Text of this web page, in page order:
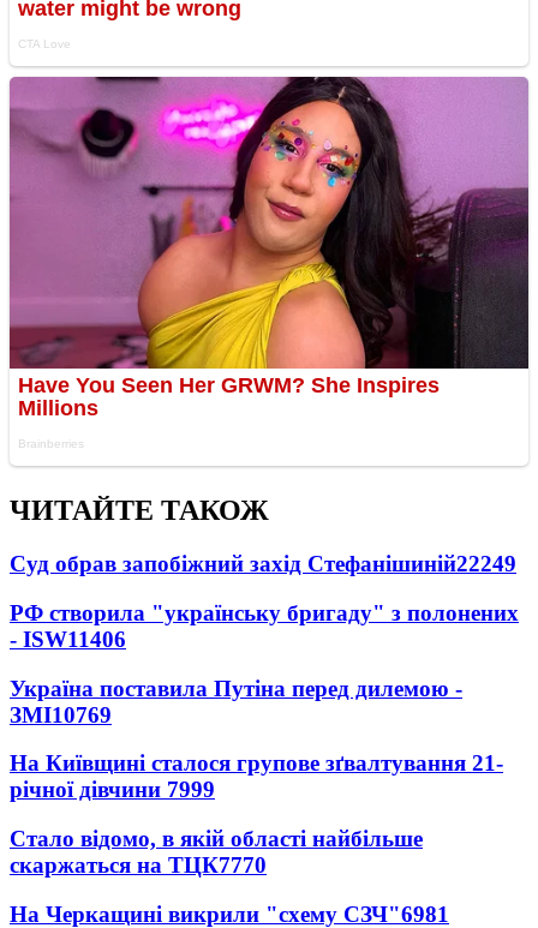
ЧИТАЙТЕ ТАКОЖ
Суд обрав запобіжний захід Стефанішиній22249
РФ створила "українську бригаду" з полонених
- ISW11406
Україна поставила Путіна перед дилемою -
ЗМІ10769
На Київщині сталося групове зґвалтування 21-
річної дівчини 7999
Стало відомо, в якій області найбільше
скаржаться на ТЦК7770
На Черкащині викрили "схему СЗЧ"6981